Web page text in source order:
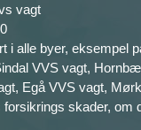
vagt
alle byer, eksempel
VVS vagt,
Egå VVS vagt,
skader,